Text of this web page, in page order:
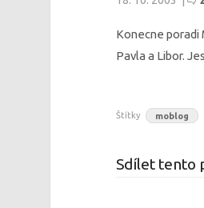
Konecne poradi
Pavla a Libor.
Štítky moblog
Sdílet tento